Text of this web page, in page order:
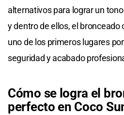
alternativos para lograr un
y dentro de ellos, el bronceado
uno de los primeros lugares
seguridad y acabado
Cómo se logra el
perfecto en Coco